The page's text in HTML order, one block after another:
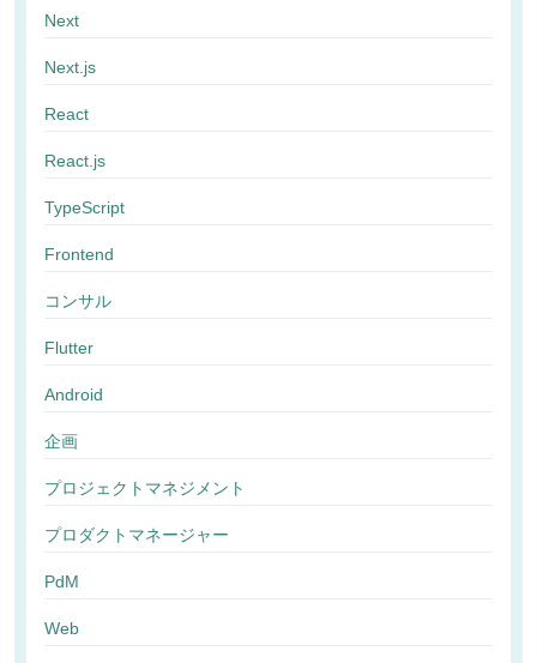
Next
Next.js
React
React.js
TypeScript
Frontend
コンサル
Flutter
Android
企画
プロジェクトマネジメント
プロダクトマネージャー
PdM
Web